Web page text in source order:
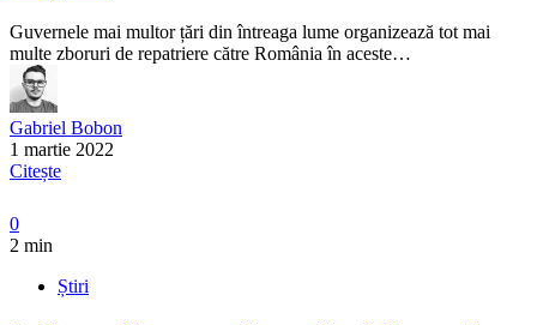
Guvernele mai multor țări din întreaga lume organizează tot mai
multe zboruri de repatriere către România în aceste…
Gabriel Bobon
1 martie 2022
Citește
0
2 min
Știri